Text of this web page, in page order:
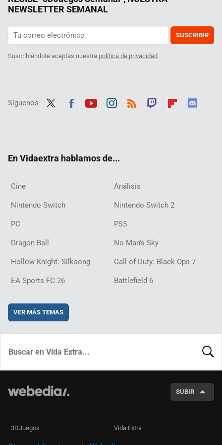
NEWSLETTER SEMANAL
SUSCRIBIR
Suscribiéndote aceptas nuestra política de privacidad
Síguenos
En Vidaextra hablamos de...
Cine Análisis
Nintendo Switch Nintendo Switch 2
PC PS5
Dragon Ball No Man's Sky
Hollow Knight: Silksong Call of Duty: Black Ops 7
EA Sports FC 26 Battlefield 6
VER MÁS TEMAS
SUBIR
3DJuegos Vida Extra